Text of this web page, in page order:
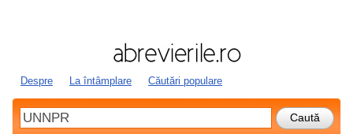
Despre La întâmplare Căutări populare